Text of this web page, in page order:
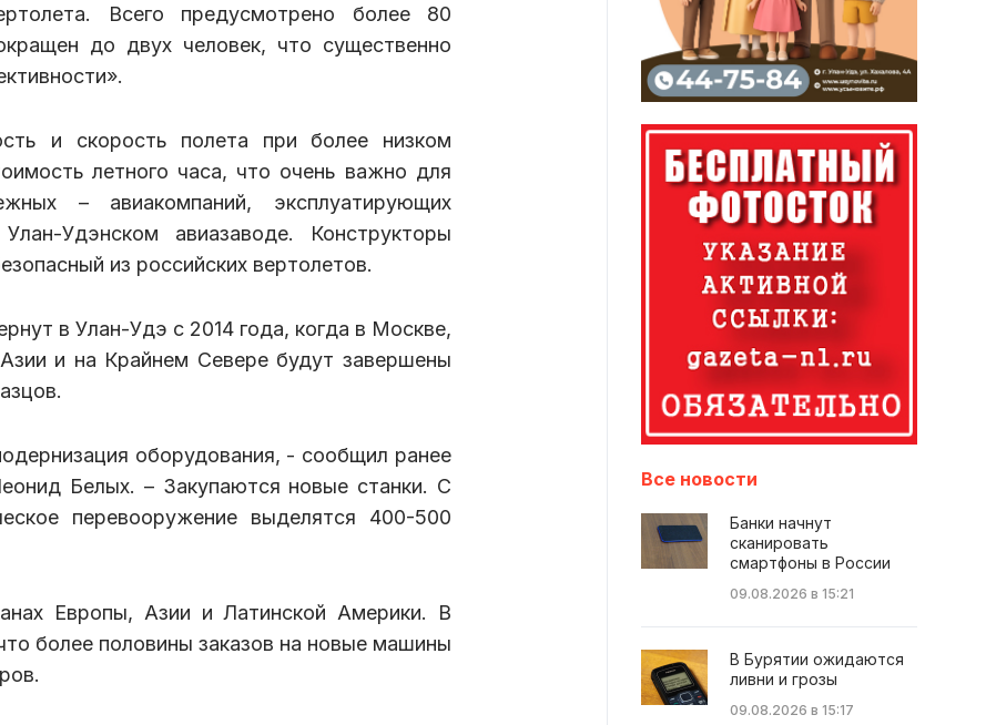
Всего предусмотрено более 80
до двух человек, что существенно
и скорость полета при более низком
летного часа, что очень важно для
– авиакомпаний, эксплуатирующих
Удэнском авиазаводе. Конструкторы
из российских вертолетов.
в Улан-Удэ с 2014 года, когда в Москве,
и на Крайнем Севере будут завершены
оборудования, - сообщил ранее
Белых. – Закупаются новые станки. С
перевооружение выделятся 400-500
Европы, Азии и Латинской Америки. В
более половины заказов на новые машины
Все новости
Банки начнут
сканировать
смартфоны в России
09.08.2026 в 15:21
В Бурятии ожидаются
ливни и грозы
09.08.2026 в 15:17